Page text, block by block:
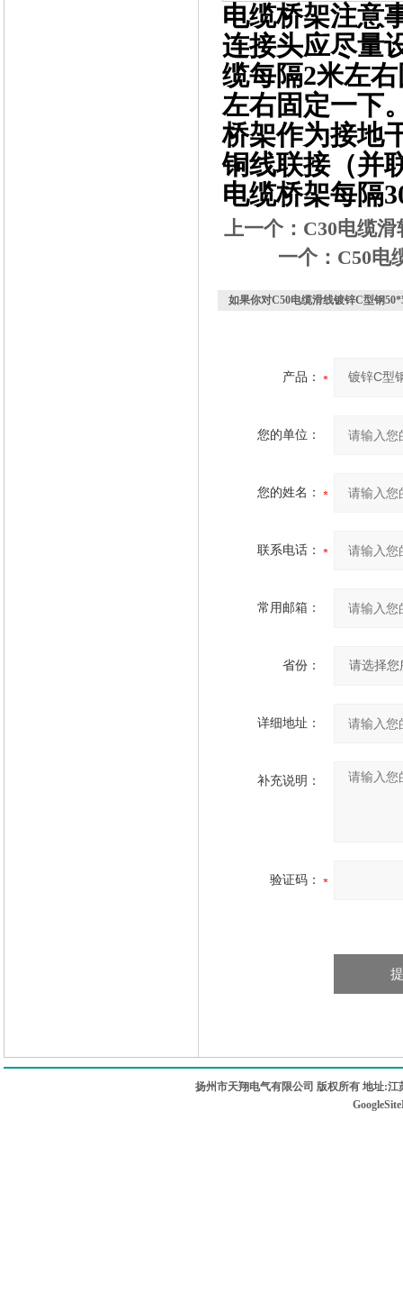
电缆桥架注意
连接头应尽量
缆每隔2米左
左右固定一下
桥架作为接地
铜线联接（并
电缆桥架每隔
上一个： C30电缆
一个： C50电
如果你对C50电缆滑线镀锌C型钢
产品：
您的单位：
您的姓名：
联系电话：
常用邮箱：
省份：
详细地址：
补充说明：
验证码：
扬州市天翔电气有限公司 版权所有 地址: